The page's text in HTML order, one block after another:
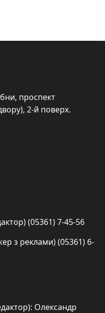
проспект
2-й поверх.
(05361) 7-45-56
з реклами) (05361) 6-
Олександр